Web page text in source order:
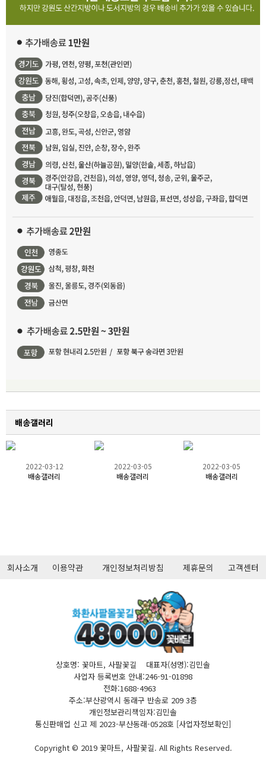
배송갤러리
2022-03-12
배송갤러리
2022-03-05
배송갤러리
2022-03-05
배송갤러리
회사소개 이용약관 개인정보처리방침 제휴문의 고객센터
상호명: 꽃마트, 사팔꽃길 대표자(성명):김민솔
사업자 등록번호 안내:246-91-01898
전화:1688-4963
주소:부산광역시 동래구 반송로 209 3층
개인정보관리책임자:김민솔
통신판매업 신고 제 2023-부산동래-0528호 [사업자정보확인]
Copyright © 2019 꽃마트, 사팔꽃길. All Rights Reserved.